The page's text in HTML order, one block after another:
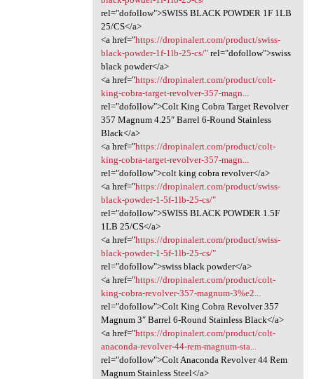
rel="dofollow">SWISS BLACK POWDER 1F 1LB
25/CS</a>
<a href="https://dropinalert.com/product/swiss-
black-powder-1f-1lb-25-cs/"rel="dofollow">swiss
black powder</a>
<a href="https://dropinalert.com/product/colt-
king-cobra-target-revolver-357-magn...
rel="dofollow">Colt King Cobra Target Revolver
357 Magnum 4.25″ Barrel 6-Round Stainless
Black</a>
<a href="https://dropinalert.com/product/colt-
king-cobra-target-revolver-357-magn...
rel="dofollow">colt king cobra revolver</a>
<a href="https://dropinalert.com/product/swiss-
black-powder-1-5f-1lb-25-cs/"
rel="dofollow">SWISS BLACK POWDER 1.5F
1LB 25/CS</a>
<a href="https://dropinalert.com/product/swiss-
black-powder-1-5f-1lb-25-cs/"
rel="dofollow">swiss black powder</a>
<a href="https://dropinalert.com/product/colt-
king-cobra-revolver-357-magnum-3%e2...
rel="dofollow">Colt King Cobra Revolver 357
Magnum 3″ Barrel 6-Round Stainless Black</a>
<a href="https://dropinalert.com/product/colt-
anaconda-revolver-44-rem-magnum-sta...
rel="dofollow">Colt Anaconda Revolver 44 Rem
Magnum Stainless Steel</a>